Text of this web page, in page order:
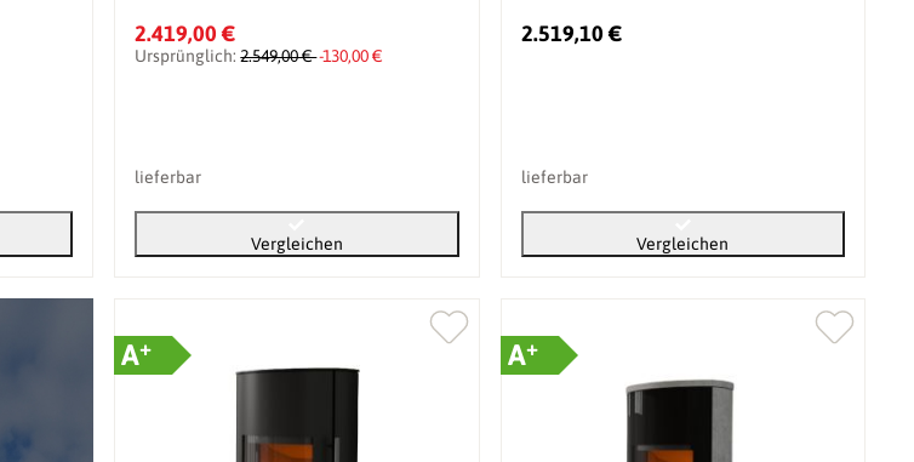
2.419,00 €
Ursprünglich:2.549,00 €-130,00 €
lieferbar
Vergleichen
2.519,10 €
lieferbar
Vergleichen
A+ A+